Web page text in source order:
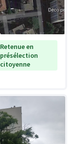
Retenue en
présélection
citoyenne